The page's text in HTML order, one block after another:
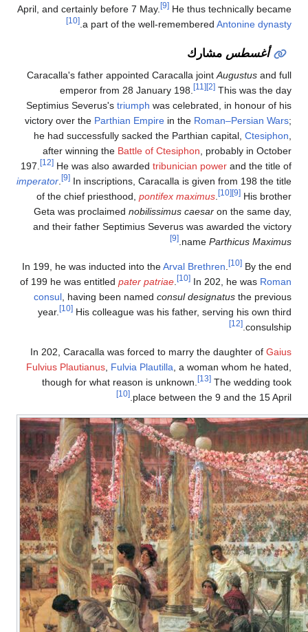
April, and certainly before 7 May.
[9] He thus technically became
a part of the well-remembered Antonine dynasty
[10]
أغسطس مشارك
Caracalla's father appointed Caracalla jointAugustus and full
emperor from 28 January 198.
[11] [2] This was the day
Septimius Severus's triumph was celebrated, in honour of his
victory over the Parthian Empire in the Roman–Persian Wars;
he had successfully sacked the Parthian capital, Ctesiphon,
after winning the Battle of Ctesiphon, probably in October
197.
[12] He was also awarded tribunician power and the title of
imperator. [9] In inscriptions, Caracalla is given from 198 the title
of the chief priesthood, pontifex maximus. [10] [9] His brother
Geta was proclaimed nobilissimus caesar on the same day,
and their father Septimius Severus was awarded the victory
name Parthicus Maximus
.
[9]
In 199, he was inducted into theArval Brethren. [10] By the end
of 199 he was entitled pater patriae. [10] In 202, he was Roman
consul, having been named consul designatus the previous
year.
[10] His colleague was his father, serving his own third
consulship.
[12]
In 202, Caracalla was forced to marry the daughter of Gaius
Fulvius Plautianus, Fulvia Plautilla, a woman whom he hated,
though for what reason is unknown.
[13] The wedding took
place between the 9 and the 15 April.
[10]